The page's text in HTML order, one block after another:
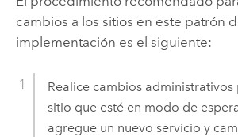
cambios a los sitios en este patrón
implementación es el siguiente:
Realice cambios administrativos
sitio que esté en modo de
agregue un nuevo servicio y